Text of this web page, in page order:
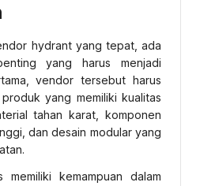
hydrant yang tepat, ada
yang harus menjadi
vendor tersebut harus
yang memiliki kualitas
tahan karat, komponen
dan desain modular yang
kemampuan dalam